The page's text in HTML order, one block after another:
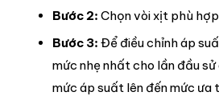
Bước 2: Chọn vòi xịt phù
Bước 3: Để điều chỉnh áp
mức nhẹ nhất cho lần đầu sử
mức áp suất lên đến mức ưa